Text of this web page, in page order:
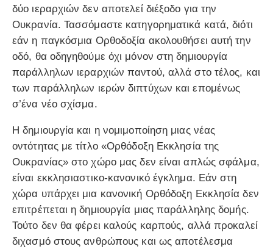
δύο ιεραρχιών δεν αποτελεί διέξοδο για την
Ουκρανία. Τασσόμαστε κατηγορηματικά κατά, διότι
εάν η παγκόσμια Ορθοδοξία ακολουθήσει αυτή την
οδό, θα οδηγηθούμε όχι μόνον στη δημιουργία
παράλληλων ιεραρχιών παντού, αλλά στο τέλος, και
των παράλληλων ιερών διπτύχων και επομένως
σ’ένα νέο σχίσμα.
Η δημιουργία και η νομιμοποίηση μιας νέας
οντότητας με τίτλο «Ορθόδοξη Εκκλησία της
Ουκρανίας» στο χώρο μας δεν είναι απλώς σφάλμα,
είναι εκκλησιαστικο-κανονικό έγκλημα. Εάν στη
χώρα υπάρχει μια κανονική Ορθόδοξη Εκκλησία δεν
επιτρέπεται η δημιουργία μιας παράλληλης δομής.
Τούτο δεν θα φέρει καλούς καρπούς, αλλά προκαλεί
διχασμό στους ανθρώπους και ως αποτέλεσμα